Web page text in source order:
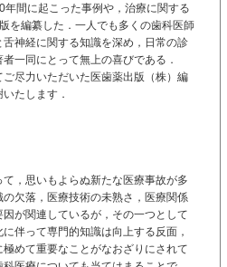
間に起こった事例や，治療に関する
を編纂した．一人でも多くの歯科医師
神経に関する知識を深め，日常の診
一同にとって無上の喜びである．
尽力いただいた医歯薬出版（株）編
たします．
，思いもよらぬ新たな医療事故が多
欠落，医療技術の未熟さ，医療関係
が関連しているが，その一つとして
伴って専門的知識は向上する反面，
めて重要なことがなおざりにされて